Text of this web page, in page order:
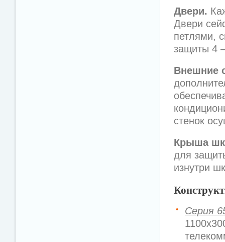
Двери.
Двери
петлями,
защиты 4
Внешние
стенок
Крыша
для
изнутри
Серия